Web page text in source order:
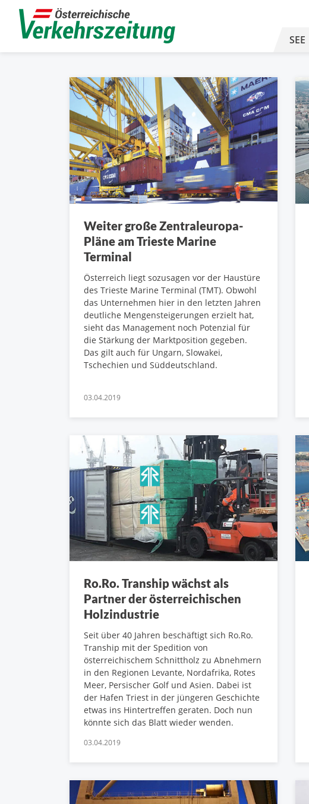
SEE
Weiter große Zentraleuropa-
Pläne am Trieste Marine
Terminal
Österreich liegt sozusagen vor der Haustüre
des Trieste Marine Terminal (TMT). Obwohl
das Unternehmen hier in den letzten Jahren
deutliche Mengensteigerungen erzielt hat,
sieht das Management noch Potenzial für
die Stärkung der Marktposition gegeben.
Das gilt auch für Ungarn, Slowakei,
Tschechien und Süddeutschland.
03.04.2019
Ro.Ro. Tranship wächst als
Partner der österreichischen
Holzindustrie
Seit über 40 Jahren beschäftigt sich Ro.Ro.
Tranship mit der Spedition von
österreichischem Schnittholz zu Abnehmern
in den Regionen Levante, Nordafrika, Rotes
Meer, Persischer Golf und Asien. Dabei ist
der Hafen Triest in der jüngeren Geschichte
etwas ins Hintertreffen geraten. Doch nun
könnte sich das Blatt wieder wenden.
03.04.2019